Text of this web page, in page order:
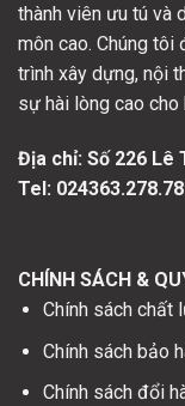
thành viên ưu tú và
môn cao. Chúng tôi
trình xây dựng, nội
sự hài lòng cao cho
Địa chỉ: Số 226 Lê
Tel:
CHÍNH SÁCH &
Chính sách chất
Chính sách bảo
Chính sách đổi